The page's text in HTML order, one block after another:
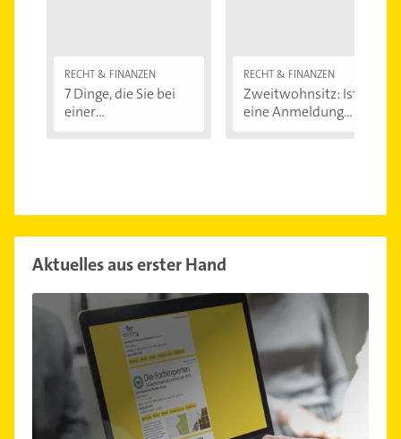
RECHT & FINANZEN
7 Dinge, die Sie bei
einer
RECHT & FINANZEN
Zweitwohnsitz: Ist
eine Anmeldung...
Aktuelles aus erster Hand